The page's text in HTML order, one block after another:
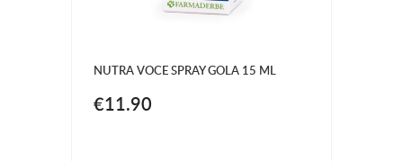
NUTRA VOCE SPRAY GOLA 15 ML
€11.90